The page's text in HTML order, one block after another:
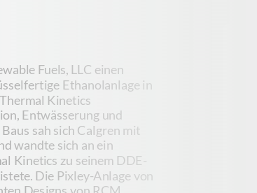
Fuels, LLC einen
Ethanolanlage in
Kinetics
Entwässerung und
sah sich Calgren mit
wandte sich an ein
Kinetics zu seinem DDE-
Die Pixley-Anlage von